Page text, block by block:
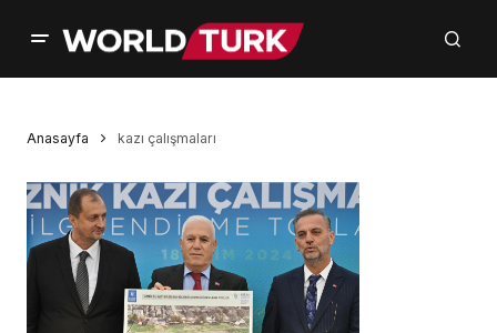
Anasayfa kazı çalışmaları